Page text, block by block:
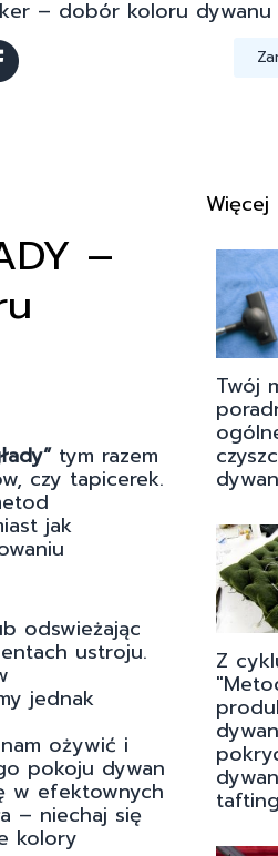
– dobór koloru dywanu
–
tym razem
czy tapicerek.
jak
odswieżając
ustroju.
jednak
ożywić i
pokoju dywan
w efektownych
– niechaj się
kolory
Twój
Z